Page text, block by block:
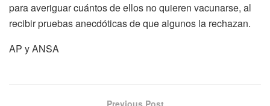
para averiguar cuántos de ellos no quieren vacunarse, al
recibir pruebas anecdóticas de que algunos la rechazan.
AP y ANSA